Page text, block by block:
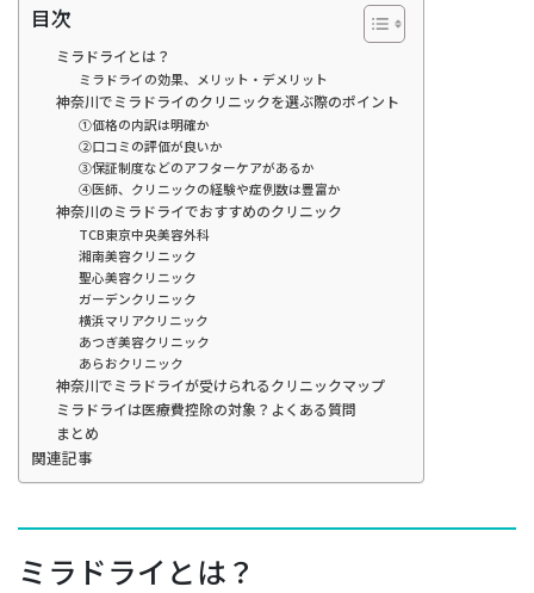
目次
ミラドライとは？
ミラドライの効果、メリット・デメリット
神奈川でミラドライのクリニックを選ぶ際のポイント
①価格の内訳は明確か
②口コミの評価が良いか
③保証制度などのアフターケアがあるか
④医師、クリニックの経験や症例数は豊富か
神奈川のミラドライでおすすめのクリニック
TCB東京中央美容外科
湘南美容クリニック
聖心美容クリニック
ガーデンクリニック
横浜マリアクリニック
あつぎ美容クリニック
あらおクリニック
神奈川でミラドライが受けられるクリニックマップ
ミラドライは医療費控除の対象？よくある質問
まとめ
関連記事
ミラドライとは？